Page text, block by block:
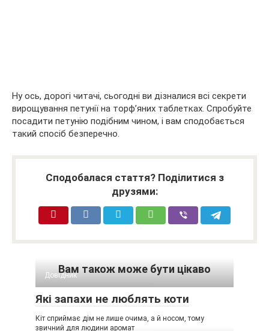
Ну ось, дорогі читачі, сьогодні ви дізналися всі секрети
вирощування петунії на торф’яних таблетках. Спробуйте
посадити петунію подібним чином, і вам сподобається
такий спосіб безперечно.
Сподобалася стаття? Поділитися з
друзями:
Вам також може бути цікаво
Довідник
Які запахи не люблять коти
Кіт сприймає дім не лише очима, а й носом, тому
звичний для людини аромат